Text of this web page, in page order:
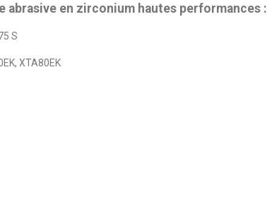
abrasive en zirconium hautes performances :
S
XTA80EK